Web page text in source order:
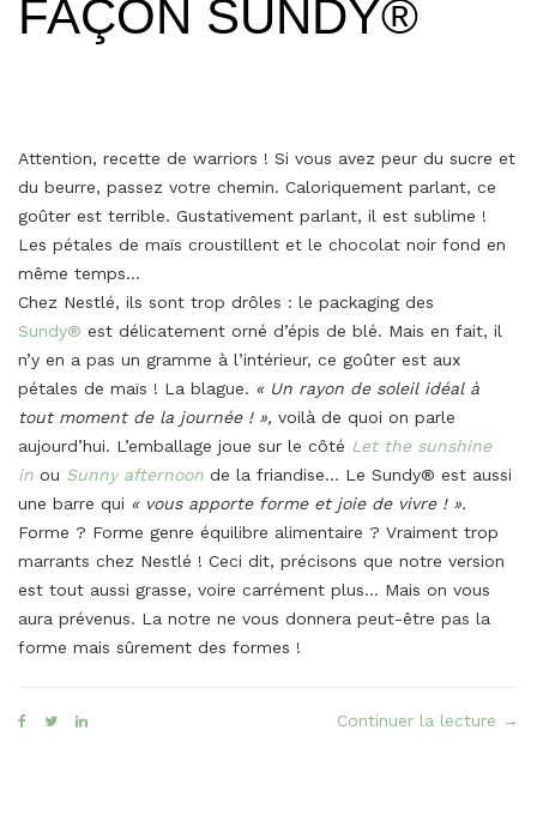
FAÇON SUNDY®
Attention, recette de warriors ! Si vous avez peur du sucre et
du beurre, passez votre chemin. Caloriquement parlant, ce
goûter est terrible. Gustativement parlant, il est sublime !
Les pétales de maïs croustillent et le chocolat noir fond en
même temps…
Chez Nestlé, ils sont trop drôles : le packaging des
Sundy® est délicatement orné d’épis de blé. Mais en fait, il
n’y en a pas un gramme à l’intérieur, ce goûter est aux
pétales de maïs ! La blague. « Un rayon de soleil idéal à
tout moment de la journée ! », voilà de quoi on parle
aujourd’hui. L’emballage joue sur le côté Let the sunshine
in ou Sunny afternoon de la friandise… Le Sundy® est aussi
une barre qui « vous apporte forme et joie de vivre ! ».
Forme ? Forme genre équilibre alimentaire ? Vraiment trop
marrants chez Nestlé ! Ceci dit, précisons que notre version
est tout aussi grasse, voire carrément plus… Mais on vous
aura prévenus. La notre ne vous donnera peut-être pas la
forme mais sûrement des formes !
Continuer la lecture «
→